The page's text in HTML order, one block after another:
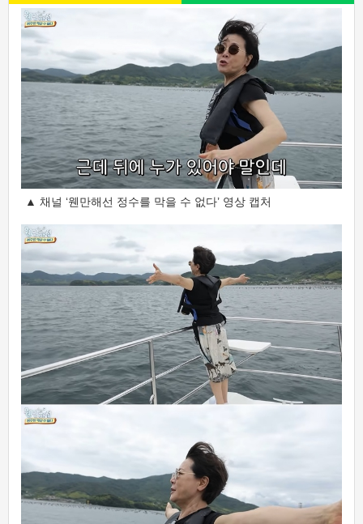
▲ 채널 ‘웬만해선 정수를 막을 수 없다’ 영상 캡처